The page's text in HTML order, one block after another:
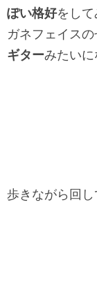
ぽい格好をし
ガネフェイス
ギターみたいに
歩きながら回し